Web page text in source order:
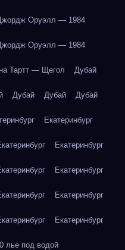
Оруэлл — 1984
Оруэлл — 1984
Тартт — Щегол Дубай
Дубай Дубай Дубай
Екатеринбург
Екатеринбург
Екатеринбург
Екатеринбург
Екатеринбург
под водой